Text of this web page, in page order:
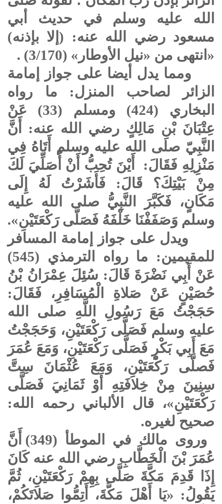
الله عليه وسلم في حديث أبي
مسعود رضي الله عنه: (إلا بإذنه)
«انتهى من «نيل الأوطار» (3/170) .
ومما يدل أيضا على جواز إمامة
الزائر لصاحب المنزل: ما رواه
البخاري (424) ومسلم (33) عَنْ
عِتْبَانَ بْنِ مَالِكٍ رضي الله عنه: أَنَّ
النَّبِيّ صلى الله عليه وسلم أَتَاهُ فِي
مَنْزِلِهِ فَقَالَ: أَيْنَ تُحِبُّ أَنْ أُصَلِّيَ لَكَ
مِنْ بَيْتِكَ؟ قَالَ: فَأَشَرْتُ لَهُ إِلَى
مَكَانٍ، فَكَبَّرَ النَّبِيُّ صلى الله عليه
وسلم وَصَفَفْنَا خَلْفَهُ فَصَلَّى رَكْعَتَيْنِ».
ويدل على جواز إمامة المسافر
للمقيمين: ما رواه الترمذي (545)
عَنْ أَبِي نَضْرَةَ قَالَ: سُئِلَ عِمْرَانُ بْنُ
حُصَيْنٍ عَنْ صَلاةِ الْمُسَافِرِ، فَقَالَ:
حَجَجْتُ مَعَ رَسُولِ اللَّهِ صلى الله
عليه وسلم فَصَلَّى رَكْعَتَيْنِ، وَحَجَجْتُ
مَعَ أَبِي بَكْرٍ فَصَلَّى رَكْعَتَيْنِ، وَمَعَ عُمَرَ
فَصلَّى رَكْعَتَيْنِ، وَمَعَ عُثْمَانَ سِتَّ
سِنِينَ مِنْ خِلافَتِهِ أَوْ ثَمَانِيَ فَصَلَّى
رَكْعَتَيْنِ»، قال الألباني رحمه الله:
صحيح لغيره.
وروى مالك في الموطأ (349) أَنَّ
عُمَرَ بْنَ الْخَطَّابِ رضي الله عنه كَانَ
إِذَا قَدِمَ مَكَّةَ صَلَّى بِهِمْ رَكْعَتَيْنِ، ثُمَّ
يَقُولُ: «يَا أَهْلَ مَكَّةَ، أَتِمُّوا صَلاتَكُمْ،